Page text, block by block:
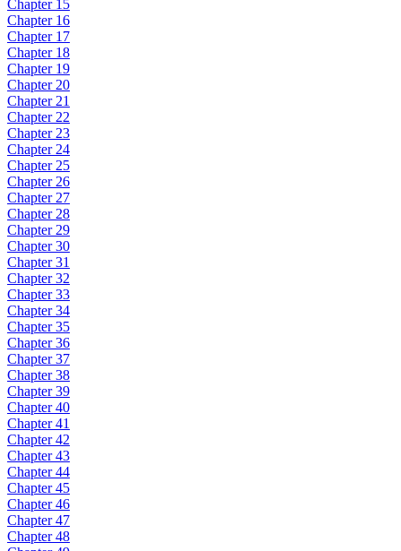
Chapter 15
Chapter 16
Chapter 17
Chapter 18
Chapter 19
Chapter 20
Chapter 21
Chapter 22
Chapter 23
Chapter 24
Chapter 25
Chapter 26
Chapter 27
Chapter 28
Chapter 29
Chapter 30
Chapter 31
Chapter 32
Chapter 33
Chapter 34
Chapter 35
Chapter 36
Chapter 37
Chapter 38
Chapter 39
Chapter 40
Chapter 41
Chapter 42
Chapter 43
Chapter 44
Chapter 45
Chapter 46
Chapter 47
Chapter 48